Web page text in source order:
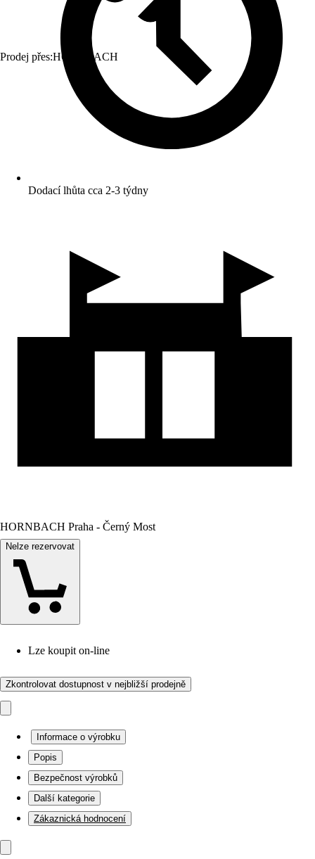
Prodej přes:HORNBACH
Dodací lhůta cca 2-3 týdny
HORNBACH Praha - Černý Most
Nelze rezervovat
Lze koupit on-line
Zkontrolovat dostupnost v nejbližší prodejně
Informace o výrobku
Popis
Bezpečnost výrobků
Další kategorie
Zákaznická hodnocení